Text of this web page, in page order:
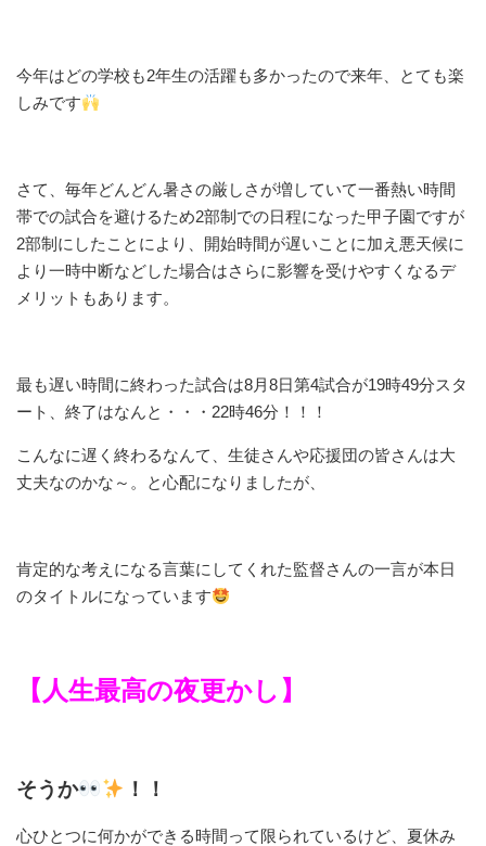
今年はどの学校も2年生の活躍も多かったので来年、とても楽
しみです
さて、毎年どんどん暑さの厳しさが増していて一番熱い時間
帯での試合を避けるため2部制での日程になった甲子園ですが
2部制にしたことにより、開始時間が遅いことに加え悪天候に
より一時中断などした場合はさらに影響を受けやすくなるデ
メリットもあります。
最も遅い時間に終わった試合は8月8日第4試合が19時49分スタ
ート、終了はなんと・・・22時46分！！！
こんなに遅く終わるなんて、生徒さんや応援団の皆さんは大
丈夫なのかな～。と心配になりましたが、
肯定的な考えになる言葉にしてくれた監督さんの一言が本日
のタイトルになっています
【人生最高の夜更かし】
そうか ！！
心ひとつに何かができる時間って限られているけど、夏休み